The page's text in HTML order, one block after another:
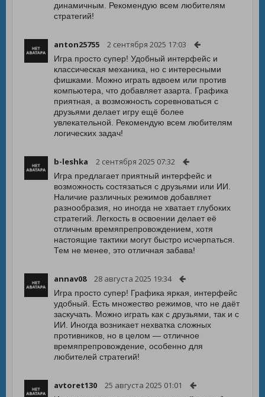
динамичным. Рекомендую всем любителям
стратегий!
anton25755 2 сентября 2025 17:03
Игра просто супер! Удобный интерфейс и
классическая механика, но с интересными
фишками. Можно играть вдвоем или против
компьютера, что добавляет азарта. Графика
приятная, а возможность соревноваться с
друзьями делает игру ещё более
увлекательной. Рекомендую всем любителям
логических задач!
b-leshka 2 сентября 2025 07:32
Игра предлагает приятный интерфейс и
возможность состязаться с друзьями или ИИ.
Наличие различных режимов добавляет
разнообразия, но иногда не хватает глубоких
стратегий. Легкость в освоении делает её
отличным времяпрепровождением, хотя
настоящие тактики могут быстро исчерпаться.
Тем не менее, это отличная забава!
annav08 28 августа 2025 19:34
Игра просто супер! Графика яркая, интерфейс
удобный. Есть множество режимов, что не даёт
заскучать. Можно играть как с друзьями, так и с
ИИ. Иногда возникает нехватка сложных
противников, но в целом — отличное
времяпрепровождение, особенно для
любителей стратегий!
avtoret130 25 августа 2025 01:01